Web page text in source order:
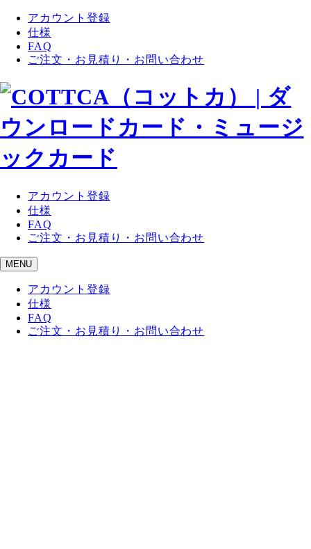
アカウント登録
仕様
FAQ
ご注文・お見積り・お問い合わせ
アカウント登録
仕様
FAQ
ご注文・お見積り・お問い合わせ
MENU
アカウント登録
仕様
FAQ
ご注文・お見積り・お問い合わせ